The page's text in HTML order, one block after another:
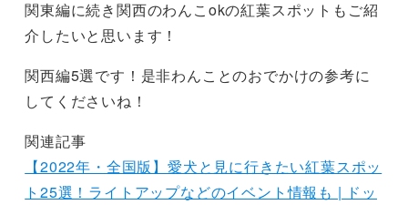
関東編に続き関西のわんこokの紅葉スポットもご紹
介したいと思います！
関西編5選です！是非わんことのおでかけの参考に
してくださいね！
関連記事
【2022年・全国版】愛犬と見に行きたい紅葉スポッ
ト25選！ライトアップなどのイベント情報も | ドッ